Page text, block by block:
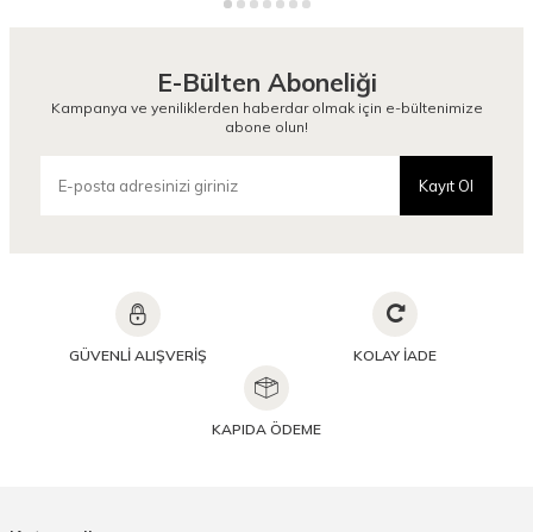
E-Bülten Aboneliği
Kampanya ve yeniliklerden haberdar olmak için e-bültenimize
abone olun!
Kayıt Ol
GÜVENLİ ALIŞVERİŞ KOLAY İADE
KAPIDA ÖDEME